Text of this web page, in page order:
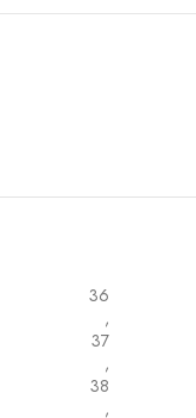
36
,
37
,
38
,